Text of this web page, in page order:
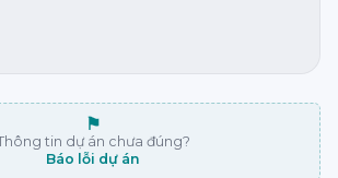
⚑
tin dự án chưa đúng?
Báo lỗi dự án